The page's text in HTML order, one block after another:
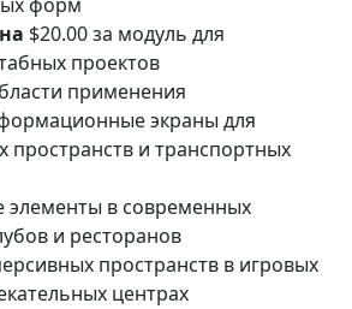
форм
$20.00 за модуль для
проектов
применения
экраны для
пространств и транспортных
элементы в современных
и ресторанов
пространств в игровых
центрах